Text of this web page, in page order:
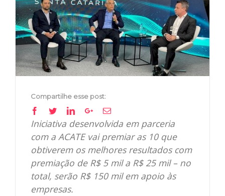
Compartilhe esse post:
Facebook
TwitterLinkedinGoogle+Email
Iniciativa desenvolvida em parceria
com a ACATE vai premiar as 10 que
obtiverem os melhores resultados com
premiação de R$ 5 mil a R$ 25 mil – no
total, serão R$ 150 mil em apoio às
empresas.